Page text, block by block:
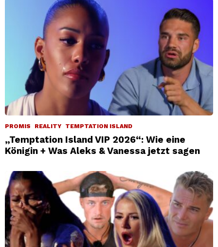
PROMIS REALITY TEMPTATION ISLAND
„Temptation Island VIP 2026“: Wie eine
Königin + Was Aleks & Vanessa jetzt sagen